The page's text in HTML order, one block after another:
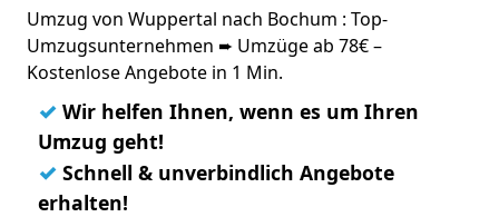
Umzug von Wuppertal nach Bochum : Top-
Umzugsunternehmen ➨ Umzüge ab 78€ –
Kostenlose Angebote in 1 Min.
✓ Wir helfen Ihnen, wenn es um Ihren
Umzug geht!
✓ Schnell & unverbindlich Angebote
erhalten!